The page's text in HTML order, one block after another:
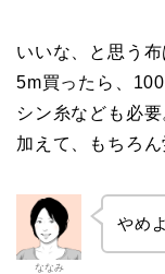
いいな、と思う
5m買ったら、
シン糸なども必要
加えて、もちろ
ななみ
やめ